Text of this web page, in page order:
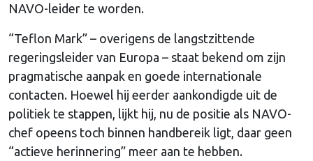
NAVO-leider te worden.
“Teflon Mark” – overigens de langstzittende
regeringsleider van Europa – staat bekend om zijn
pragmatische aanpak en goede internationale
contacten. Hoewel hij eerder aankondigde uit de
politiek te stappen, lijkt hij, nu de positie als NAVO-
chef opeens toch binnen handbereik ligt, daar geen
“actieve herinnering” meer aan te hebben.